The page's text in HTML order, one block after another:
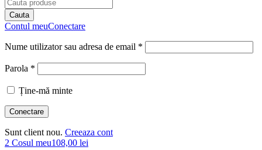
Contul meuConectare
Nume utilizator sau adresa de email *
Parola *
Ține-mă minte
Sunt client nou. Creeaza cont
2 Cosul meu108,00 lei